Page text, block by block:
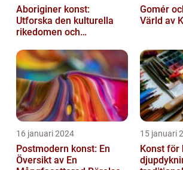
Aboriginer konst:
Utforska den kulturella
rikedomen och
Gomér
Värld av
16 januari 2024
Postmodern konst: En
Översikt av En
15 januari
Konst för